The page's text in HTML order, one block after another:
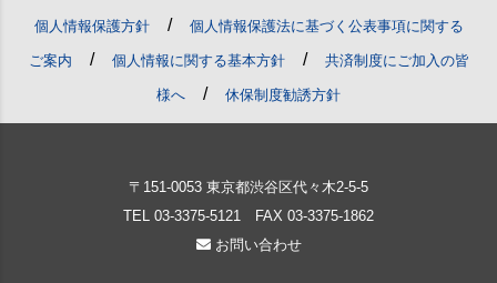
個人情報保護方針/ 個人情報保護法に基づく公表事項に関する
ご案内 / 個人情報に関する基本方針/ 共済制度にご加入の皆
様へ / 休保制度勧誘方針
〒151-0053 東京都渋谷区代々木2-5-5
TEL 03-3375-5121
FAX 03-3375-1862
お問い合わせ